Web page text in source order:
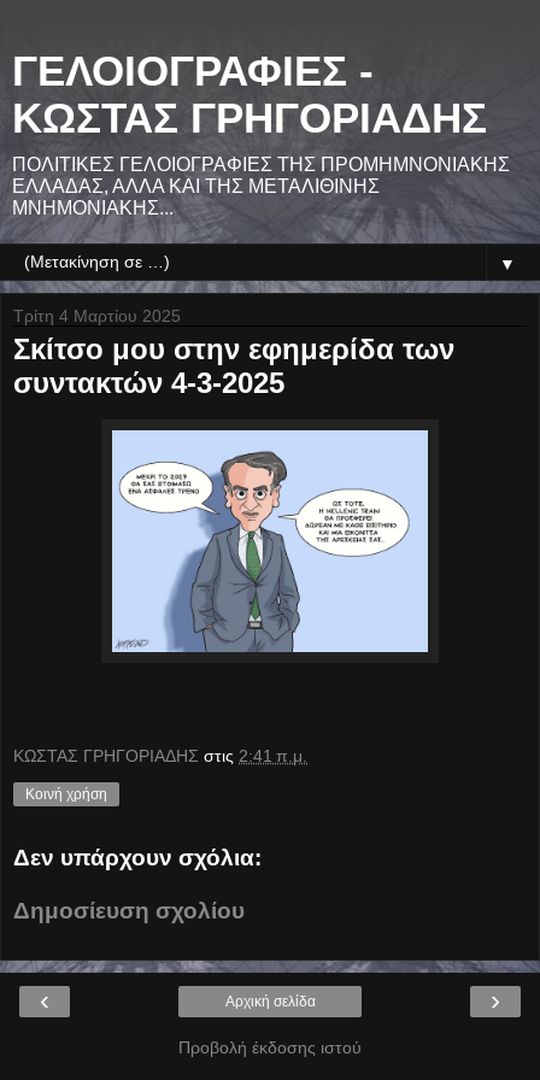
ΓΕΛΟΙΟΓΡΑΦΙΕΣ -
ΚΩΣΤΑΣ ΓΡΗΓΟΡΙΑΔΗΣ
ΠΟΛΙΤΙΚΕΣ ΓΕΛΟΙΟΓΡΑΦΙΕΣ ΤΗΣ ΠΡΟΜΗΜΝΟΝΙΑΚΗΣ
ΕΛΛΑΔΑΣ, ΑΛΛΑ ΚΑΙ ΤΗΣ ΜΕΤΑΛΙΘΙΝΗΣ
ΜΝΗΜΟΝΙΑΚΗΣ...
▼
Τρίτη 4 Μαρτίου 2025
Σκίτσο μου στην εφημερίδα των
συντακτών 4-3-2025
ΚΩΣΤΑΣ ΓΡΗΓΟΡΙΑΔΗΣ στις 2:41 π.μ.
Κοινή χρήση
Δεν υπάρχουν σχόλια:
Δημοσίευση σχολίου
‹ ›
Αρχική σελίδα
Προβολή έκδοσης ιστού